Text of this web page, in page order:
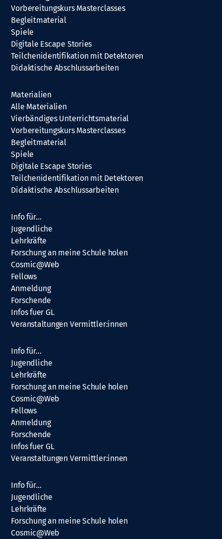
Vorbereitungskurs Masterclasses
Begleitmaterial
Spiele
Digitale Escape Stories
Teilchenidentifikation mit Detektoren
Didaktische Abschlussarbeiten
Materialien
Alle Materialien
Vierbändiges Unterrichtsmaterial
Vorbereitungskurs Masterclasses
Begleitmaterial
Spiele
Digitale Escape Stories
Teilchenidentifikation mit Detektoren
Didaktische Abschlussarbeiten
Info für…
Jugendliche
Lehrkräfte
Forschung an meine Schule holen
Cosmic@Web
Fellows
Anmeldung
Forschende
Infos fuer GL
Veranstaltungen Vermittler:innen
Info für…
Jugendliche
Lehrkräfte
Forschung an meine Schule holen
Cosmic@Web
Fellows
Anmeldung
Forschende
Infos fuer GL
Veranstaltungen Vermittler:innen
Info für…
Jugendliche
Lehrkräfte
Forschung an meine Schule holen
Cosmic@Web